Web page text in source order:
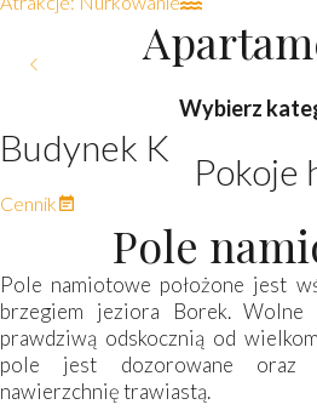
POKÓJ 2-
Pokoje hotelowe
Ilość osób:
Cena (PLN):
Szczegóły
POKÓJ 2-
Pokoje hotelowe
Ilość osób:
Cena (PLN):
Szczegóły
POKÓJ 2-
widokiem na
Pokoje hotelowe
Ilość osób:
Cena (PLN):
Szczegóły
POKÓJ 3-
Pokoje hotelowe
Ilość osób:
Cena (PLN):
Szczegóły
Wybierz
Budynek K
Pokoje
Cennik
Pole
Pole namiotowe położone jest
brzegiem jeziora Borek.
prawdziwą odskocznią od
pole jest dozorowane oraz
nawierzchnię trawiastą.